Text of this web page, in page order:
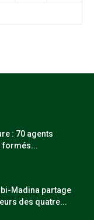
: 70 agents
formés...
Madina partage
des quatre...